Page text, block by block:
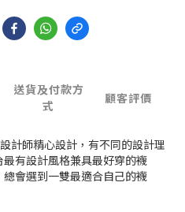
送貨及付款方
式
顧客評價
計師精心設計，有不同的設計理
有設計風格兼具最好穿的襪
會選到一雙最適合自己的襪